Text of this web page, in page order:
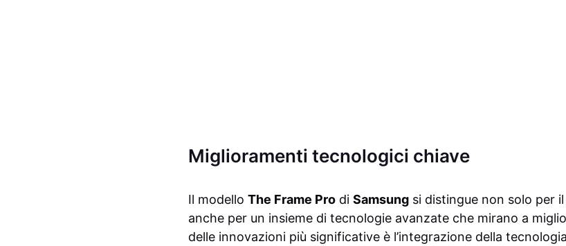
Miglioramenti tecnologici chiave
Il modello The Frame Pro di Samsung si distingue non solo per
anche per un insieme di tecnologie avanzate che mirano a
delle innovazioni più significative è l’integrazione della